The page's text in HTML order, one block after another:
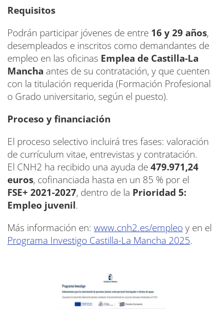
Requisitos
Podrán participar jóvenes de entre 16 y 29 años,
desempleados e inscritos como demandantes de
empleo en las oficinas Emplea de Castilla-La
Mancha antes de su contratación, y que cuenten
con la titulación requerida (Formación Profesional
o Grado universitario, según el puesto).
Proceso y financiación
El proceso selectivo incluirá tres fases: valoración
de currículum vitae, entrevistas y contratación.
El CNH2 ha recibido una ayuda de479.971,24
euros, cofinanciada hasta en un 85 % por el
FSE+ 2021-2027, dentro de la Prioridad 5:
Empleo juvenil.
Más información en: www.cnh2.es/empleo y en el
Programa Investigo Castilla-La Mancha 2025.